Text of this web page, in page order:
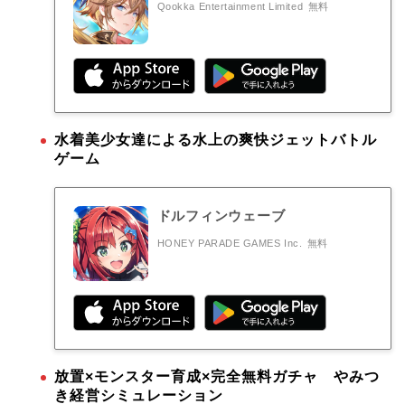
Qookka Entertainment Limited 無料
水着美少女達による水上の爽快ジェットバトル
ゲーム
ドルフィンウェーブ
HONEY PARADE GAMES Inc. 無料
放置×モンスター育成×完全無料ガチャ やみつ
き経営シミュレーション